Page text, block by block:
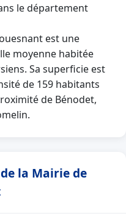
le département
est une
moyenne habitée
Sa superficie est
de 159 habitants
de Bénodet,
la Mairie de